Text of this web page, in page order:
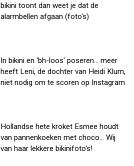
bikini toont dan weet je dat de
alarmbellen afgaan (foto's)
In bikini en 'bh-loos' poseren... meer
heeft Leni, de dochter van Heidi Klum,
niet nodig om te scoren op Instagram
Hollandse hete kroket Esmee houdt
van pannenkoeken met choco... Wij
van haar lekkere bikinifoto's!